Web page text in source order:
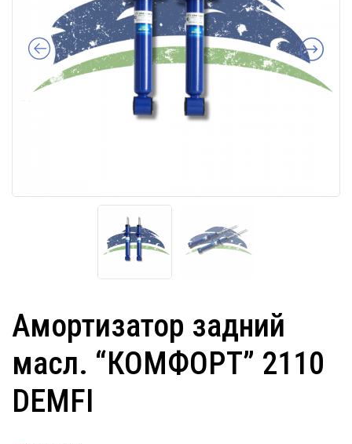
Амортизатор задний
масл. “КОМФОРТ” 2110
DEMFI